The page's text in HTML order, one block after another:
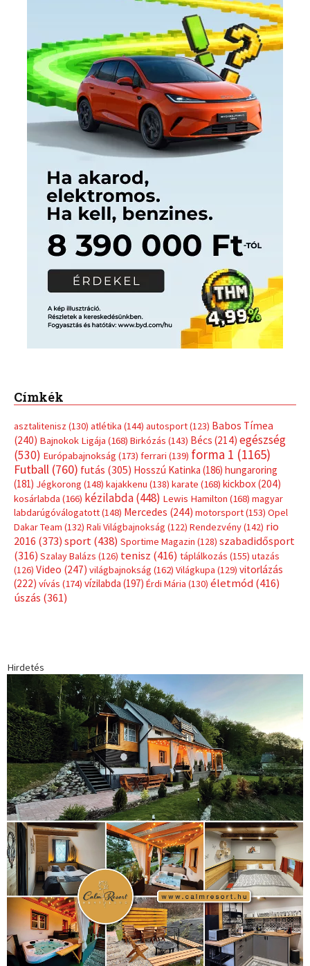
Címkék
asztalitenisz (130) atlétika (144) autosport(123) Babos Tímea
(240) Bajnokok Ligája (168) Birkózás (143) Bécs (214) egészség
(530) Európabajnokság (173) ferrari (139) forma 1 (1165)
Futball (760) futás (305) Hosszú Katinka (186) hungaroring
(181) Jégkorong (148) kajakkenu (138) karate (168) kickbox(204)
kosárlabda (166) kézilabda(448) Lewis Hamilton (168) magyar
labdarúgóválogatott(148) Mercedes (244) motorsport(153) Opel
Dakar Team (132) Rali Világbajnokság (122) Rendezvény(142) rio
2016 (373) sport(438) Sportime Magazin (128) szabadidősport
(316) Szalay Balázs (126) tenisz (416) táplálkozás (155) utazás
(126) Video (247) világbajnokság (162) Világkupa (129) vitorlázás
(222) vívás (174) vízilabda (197) Érdi Mária (130) életmód(416)
úszás (361)
Hirdetés